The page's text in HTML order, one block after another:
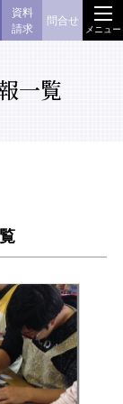
メニュー
資料
請求
問合せ
一覧